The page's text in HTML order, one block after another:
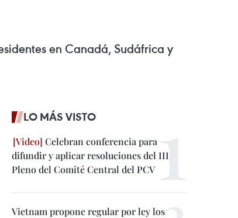
en Canadá, Sudáfrica y
LO MÁS VISTO
Celebran conferencia para
difundir y aplicar resoluciones del III
Pleno del Comité Central del PCV
Vietnam propone regular por ley los